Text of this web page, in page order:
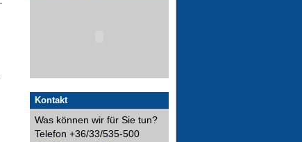
Kontakt
Was können wir für Sie tun?
Telefon +36/33/535-500